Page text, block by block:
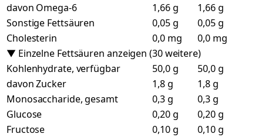
davon Omega-6
1,66 g
1,66 g
Sonstige Fettsäuren
0,05 g
0,05 g
Cholesterin
0,0 mg
0,0 mg
▼ Einzelne Fettsäuren anzeigen (30 weitere)
Kohlenhydrate, verfügbar
50,0 g
50,0 g
davon Zucker
1,8 g
1,8 g
Monosaccharide, gesamt
0,3 g
0,3 g
Glucose
0,20 g
0,20 g
Fructose
0,10 g
0,10 g